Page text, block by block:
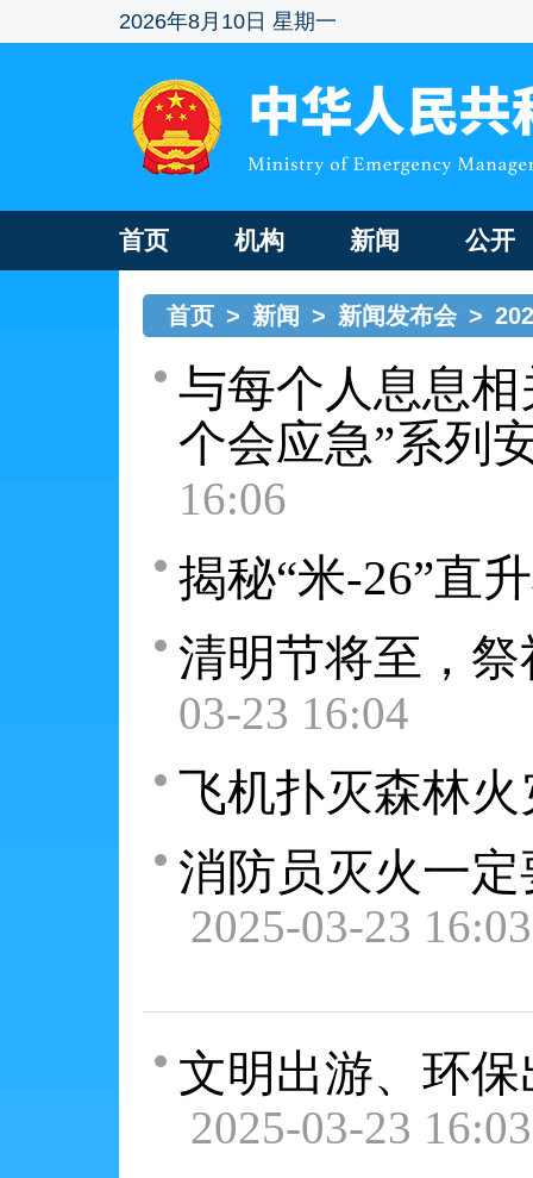
2026年8月10日 星期一
首页 机构 新闻 公开
首页 > 新闻 > 新闻发布会 >
与每个人息息
个会应急”系列
16:06
揭秘“米-26”直
清明节将至，
03-23 16:04
飞机扑灭森林
消防员灭火一
2025-03-23 16:03
文明出游、环
2025-03-23 16:03